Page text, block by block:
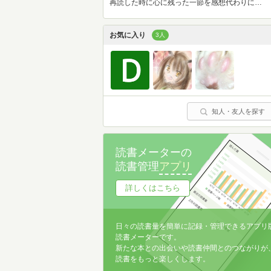
再読した時に心に残った一節を感想代わりに…
お気に入り 3人
知人・友人を探す
読書メーターの
読書管理アプリ
詳しくはこちら
日々の読書量を簡単に記録・管理できるアプリ
読書メーターです。
新たな本との出会いや読書仲間とのつながりが
読書をもっと楽しくします。